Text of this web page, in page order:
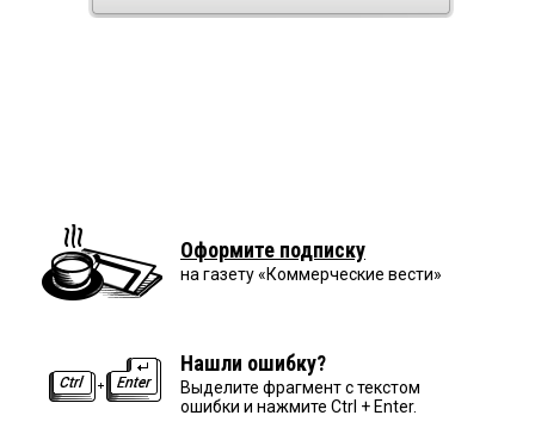
Оформите подписку
на газету «Коммерческие вести»
Нашли ошибку?
Выделите фрагмент с текстом
ошибки и нажмите Ctrl + Enter.